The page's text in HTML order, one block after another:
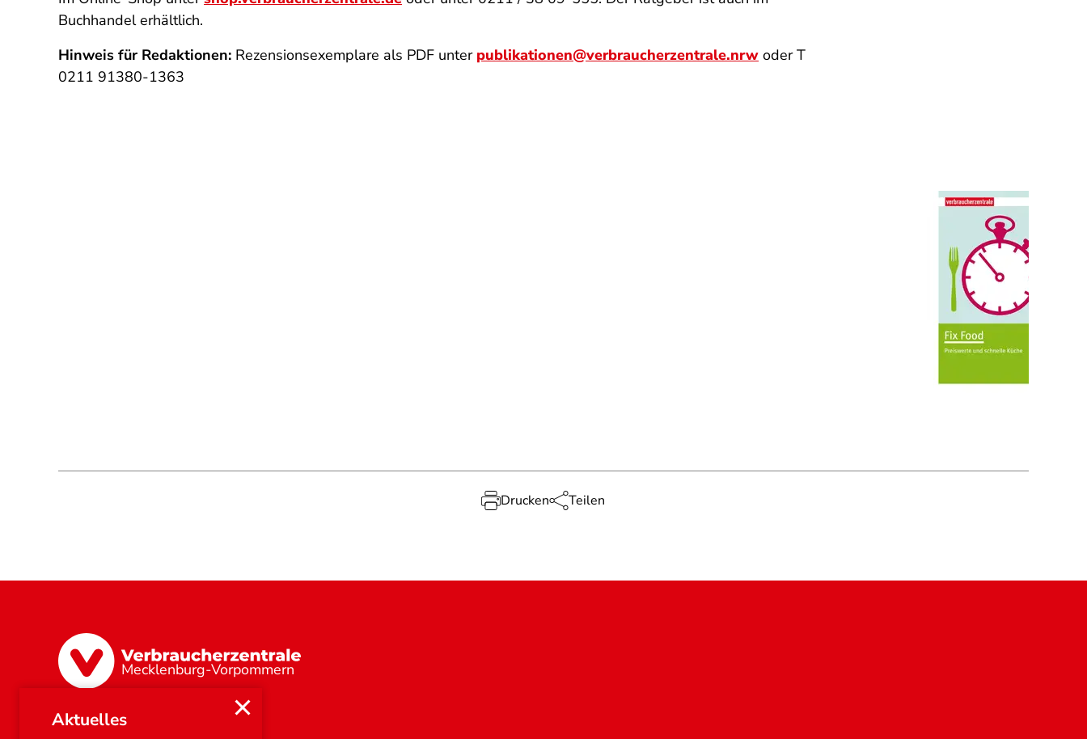
Aktuelles
Buchhandel erhältlich.
Hinweis für Redaktionen: Rezensionsexemplare als PDF unter publikationen@verbraucherzentrale.nrw oder T
0211 91380-1363
Drucken Teilen
Mecklenburg-Vorpommern